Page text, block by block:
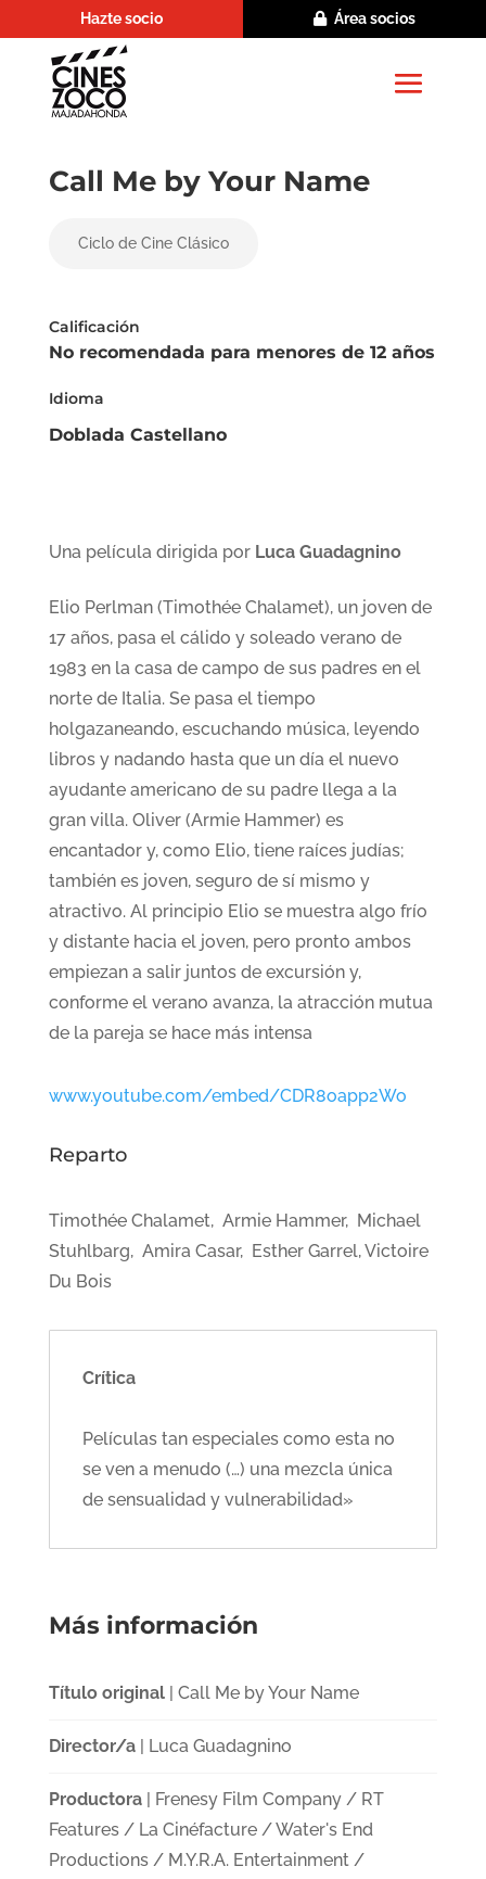
Hazte socio Área socios
Call Me by Your Name
Ciclo de Cine Clásico
Calificación
No recomendada para menores de 12 años
Idioma
Doblada Castellano
Una película dirigida por Luca Guadagnino
Elio Perlman (Timothée Chalamet), un joven de
17 años, pasa el cálido y soleado verano de
1983 en la casa de campo de sus padres en el
norte de Italia. Se pasa el tiempo
holgazaneando, escuchando música, leyendo
libros y nadando hasta que un día el nuevo
ayudante americano de su padre llega a la
gran villa. Oliver (Armie Hammer) es
encantador y, como Elio, tiene raíces judías;
también es joven, seguro de sí mismo y
atractivo. Al principio Elio se muestra algo frío
y distante hacia el joven, pero pronto ambos
empiezan a salir juntos de excursión y,
conforme el verano avanza, la atracción mutua
de la pareja se hace más intensa
www.youtube.com/embed/CDR8oapp2Wo
Reparto
Timothée Chalamet, Armie Hammer, Michael
Stuhlbarg, Amira Casar, Esther Garrel, Victoire
Du Bois
Crítica
Películas tan especiales como esta no
se ven a menudo (…) una mezcla única
de sensualidad y vulnerabilidad»
Más información
Título original| Call Me by Your Name
Director/a| Luca Guadagnino
Productora| Frenesy Film Company / RT
Features / La Cinéfacture / Water's End
Productions / M.Y.R.A. Entertainment /